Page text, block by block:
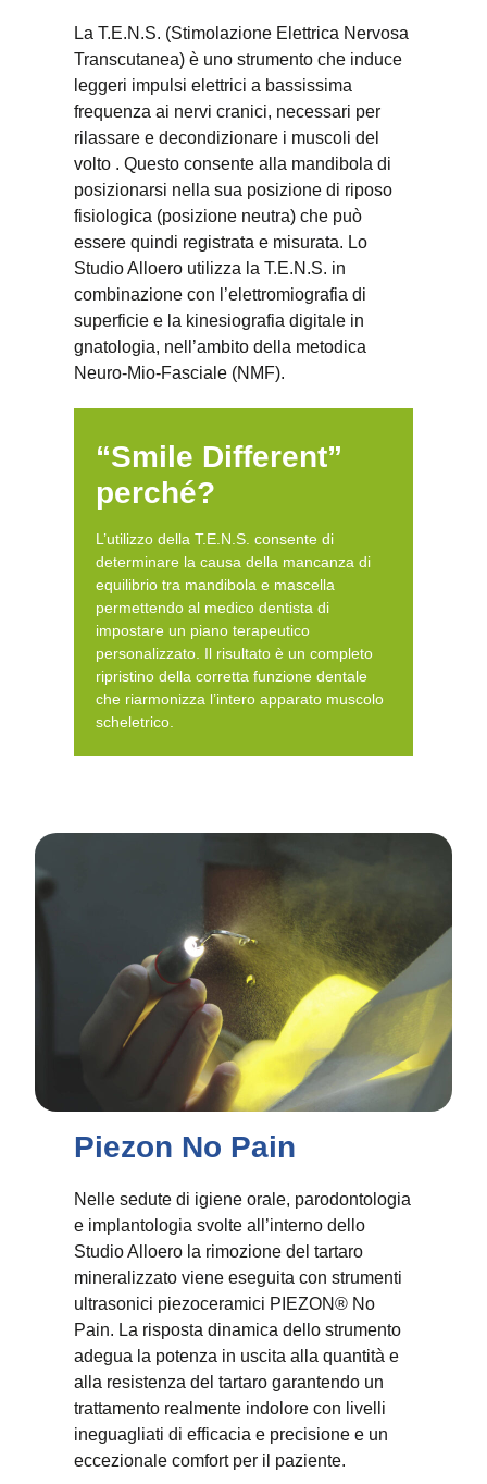
La T.E.N.S. (Stimolazione Elettrica Nervosa
Transcutanea) è uno strumento che induce
leggeri impulsi elettrici a bassissima
frequenza ai nervi cranici, necessari per
rilassare e decondizionare i muscoli del
volto . Questo consente alla mandibola di
posizionarsi nella sua posizione di riposo
fisiologica (posizione neutra) che può
essere quindi registrata e misurata. Lo
Studio Alloero utilizza la T.E.N.S. in
combinazione con l’elettromiografia di
superficie e la kinesiografia digitale in
gnatologia, nell’ambito della metodica
Neuro-Mio-Fasciale (NMF).
“Smile Different”
perché?
L’utilizzo della T.E.N.S. consente di
determinare la causa della mancanza di
equilibrio tra mandibola e mascella
permettendo al medico dentista di
impostare un piano terapeutico
personalizzato. Il risultato è un completo
ripristino della corretta funzione dentale
che riarmonizza l’intero apparato muscolo
scheletrico.
Piezon No Pain
Nelle sedute di igiene orale, parodontologia
e implantologia svolte all’interno dello
Studio Alloero la rimozione del tartaro
mineralizzato viene eseguita con strumenti
ultrasonici piezoceramici PIEZON® No
Pain. La risposta dinamica dello strumento
adegua la potenza in uscita alla quantità e
alla resistenza del tartaro garantendo un
trattamento realmente indolore con livelli
ineguagliati di efficacia e precisione e un
eccezionale comfort per il paziente.